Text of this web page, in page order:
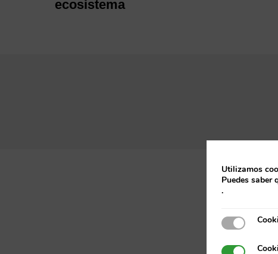
ecosistema
Utilizamos
Puedes saber
.
Cookies